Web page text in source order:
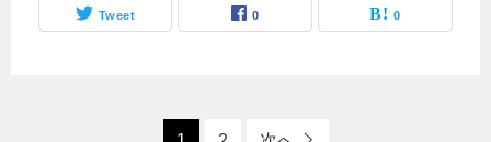
Tweet 0 0